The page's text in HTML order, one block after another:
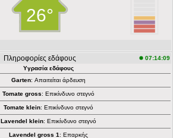
26°
Πληροφορίες εδάφους
07:14:09
Υγρασία εδάφους
Garten: Απαιτείται άρδευση
Tomate gross: Επικίνδυνο στεγνό
Tomate klein: Επικίνδυνο στεγνό
Lavendel klein: Επικίνδυνο στεγνό
Lavendel gross 1 : Επαρκής